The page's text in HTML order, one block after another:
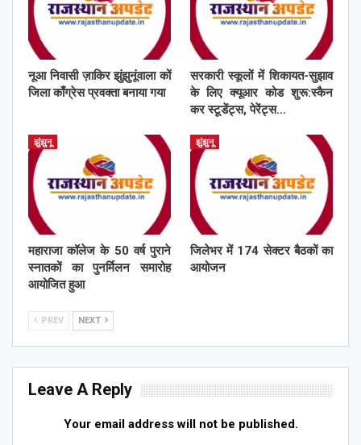
नूआ निवासी ज़ाकिर झुंझुनूंवाला कों
जिला काँग्रेस प्रवक्ता बनाया गया
सरकारी स्कूलों में शिकायत-सुझाव
के लिए क्यूआर कोड शुरू:स्कैन
कर स्टूडेंट्स, पेरेंट्स…
झुंझुनू
महाराजा कॉलेज के 50 वर्ष पुराने
स्नातकों का पुनर्मिलन समारोह
आयोजित हुआ
झुंझुनू
जिलेभर में 174 सेक्टर बैठकों का
आयोजन
PREV NEXT
Leave A Reply
Your email address will not be published.